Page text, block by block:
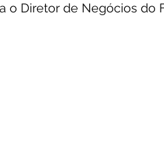
o Diretor de Negócios do